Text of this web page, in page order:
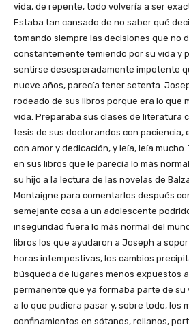
vida, de repente, todo volvería a ser
Estaba tan cansado de no saber qué
tomando siempre las decisiones que no
constantemente temiendo por su vida y
sentirse desesperadamente impotente
nueve años, parecía tener setenta.
rodeado de sus libros porque era lo que
vida. Preparaba sus clases de literatura
tesis de sus doctorandos con paciencia,
con amor y dedicación, y leía, leía
en sus libros que le parecía lo más
su hijo a la lectura de las novelas de
Montaigne para comentarlos después
semejante cosa a un adolescente
inseguridad fuera lo más normal del
libros los que ayudaron a Joseph a
horas intempestivas, los cambios
búsqueda de lugares menos expuestos
permanente que ya formaba parte de su
a lo que pudiera pasar y, sobre todo, los
confinamientos en sótanos, rellanos,